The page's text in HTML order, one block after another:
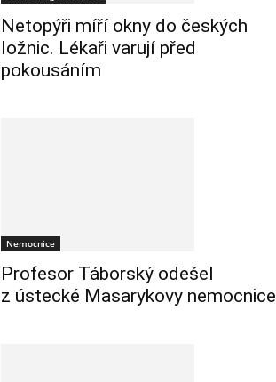
Netopýři míří okny do českých
ložnic. Lékaři varují před
pokousáním
Nemocnice
Profesor Táborský odešel
z ústecké Masarykovy nemocnice